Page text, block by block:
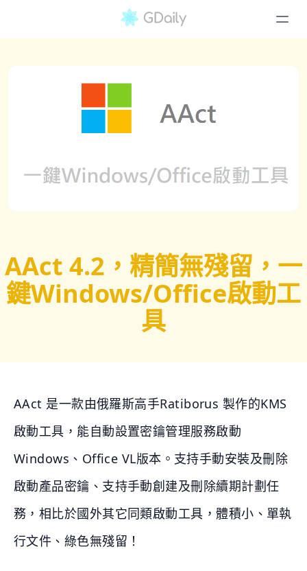
AAct 4.2，精簡無殘留，一
鍵Windows/Office啟動工
具
AAct 是一款由俄羅斯高手Ratiborus 製作的KMS
啟動工具，能自動設置密鑰管理服務啟動
Windows、Office VL版本。支持手動安裝及刪除
啟動產品密鑰、支持手動創建及刪除續期計劃任
務，相比於國外其它同類啟動工具，體積小、單執
行文件、綠色無殘留！